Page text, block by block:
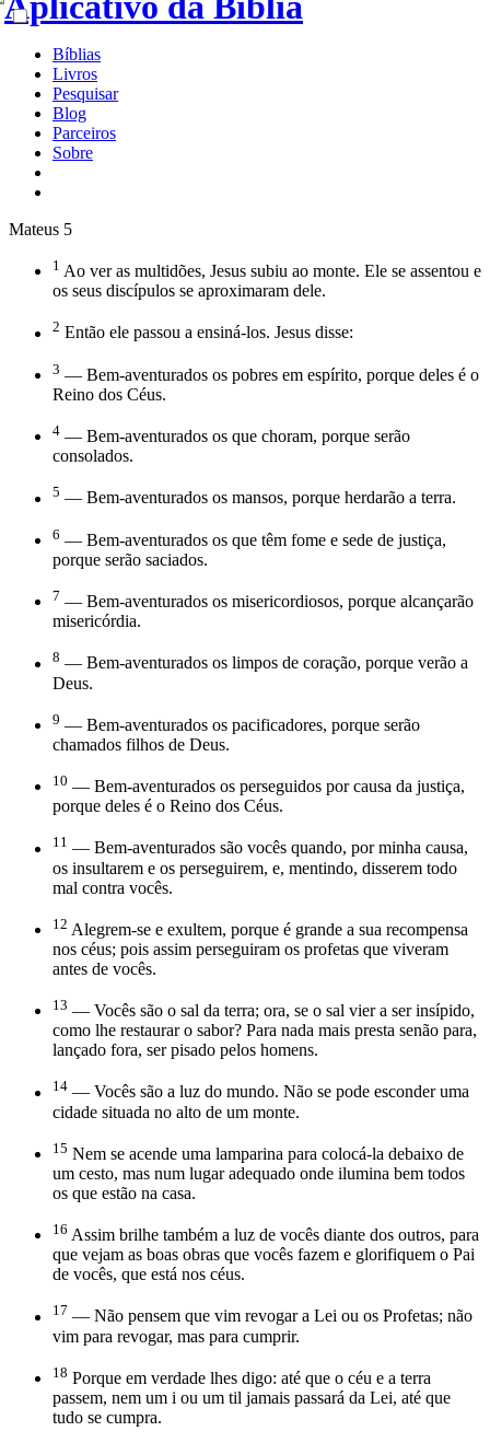
Bíblias
Livros
Pesquisar
Blog
Parceiros
Sobre
Mateus 5
1 Ao ver as multidões, Jesus subiu ao monte. Ele se assentou e
os seus discípulos se aproximaram dele.
2 Então ele passou a ensiná-los. Jesus disse:
3 — Bem-aventurados os pobres em espírito, porque deles é o
Reino dos Céus.
4 — Bem-aventurados os que choram, porque serão
consolados.
5 — Bem-aventurados os mansos, porque herdarão a terra.
6 — Bem-aventurados os que têm fome e sede de justiça,
porque serão saciados.
7 — Bem-aventurados os misericordiosos, porque alcançarão
misericórdia.
8 — Bem-aventurados os limpos de coração, porque verão a
Deus.
9 — Bem-aventurados os pacificadores, porque serão
chamados filhos de Deus.
10 — Bem-aventurados os perseguidos por causa da justiça,
porque deles é o Reino dos Céus.
11 — Bem-aventurados são vocês quando, por minha causa,
os insultarem e os perseguirem, e, mentindo, disserem todo
mal contra vocês.
12 Alegrem-se e exultem, porque é grande a sua recompensa
nos céus; pois assim perseguiram os profetas que viveram
antes de vocês.
13 — Vocês são o sal da terra; ora, se o sal vier a ser insípido,
como lhe restaurar o sabor? Para nada mais presta senão para,
lançado fora, ser pisado pelos homens.
14 — Vocês são a luz do mundo. Não se pode esconder uma
cidade situada no alto de um monte.
15 Nem se acende uma lamparina para colocá-la debaixo de
um cesto, mas num lugar adequado onde ilumina bem todos
os que estão na casa.
16 Assim brilhe também a luz de vocês diante dos outros, para
que vejam as boas obras que vocês fazem e glorifiquem o Pai
de vocês, que está nos céus.
17 — Não pensem que vim revogar a Lei ou os Profetas; não
vim para revogar, mas para cumprir.
18 Porque em verdade lhes digo: até que o céu e a terra
passem, nem um i ou um til jamais passará da Lei, até que
tudo se cumpra.